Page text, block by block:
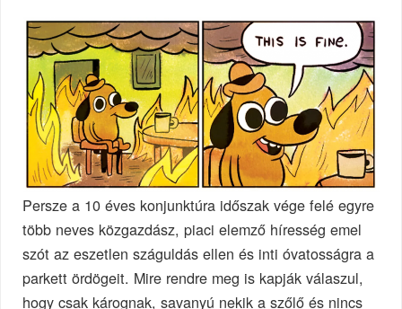
Persze a 10 éves konjunktúra időszak vége felé egyre
több neves közgazdász, piaci elemző híresség emel
szót az eszetlen száguldás ellen és inti óvatosságra a
parkett ördögeit. Mire rendre meg is kapják válaszul,
hogy csak kárognak, savanyú nekik a szőlő és nincs